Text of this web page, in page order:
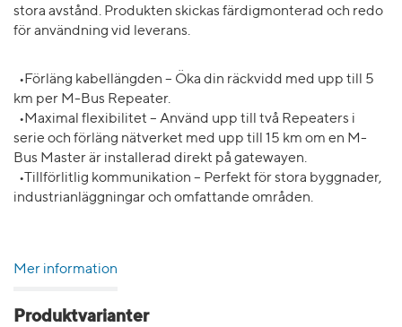
stora avstånd. Produkten skickas färdigmonterad och redo
för användning vid leverans.
•Förläng kabellängden – Öka din räckvidd med upp till 5
km per M-Bus Repeater.
•Maximal flexibilitet – Använd upp till två Repeaters i
serie och förläng nätverket med upp till 15 km om en M-
Bus Master är installerad direkt på gatewayen.
•Tillförlitlig kommunikation – Perfekt för stora byggnader,
industrianläggningar och omfattande områden.
Mer information
Produktvarianter